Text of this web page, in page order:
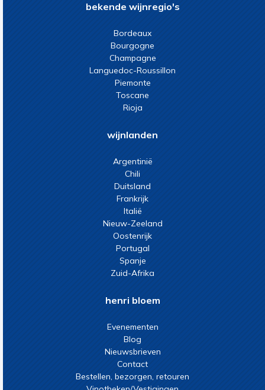
bekende wijnregio's
Bordeaux
Bourgogne
Champagne
Languedoc-Roussillon
Piemonte
Toscane
Rioja
wijnlanden
Argentinië
Chili
Duitsland
Frankrijk
Italië
Nieuw-Zeeland
Oostenrijk
Portugal
Spanje
Zuid-Afrika
henri bloem
Evenementen
Blog
Nieuwsbrieven
Contact
Bestellen, bezorgen, retouren